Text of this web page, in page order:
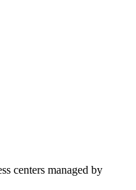
centers managed by